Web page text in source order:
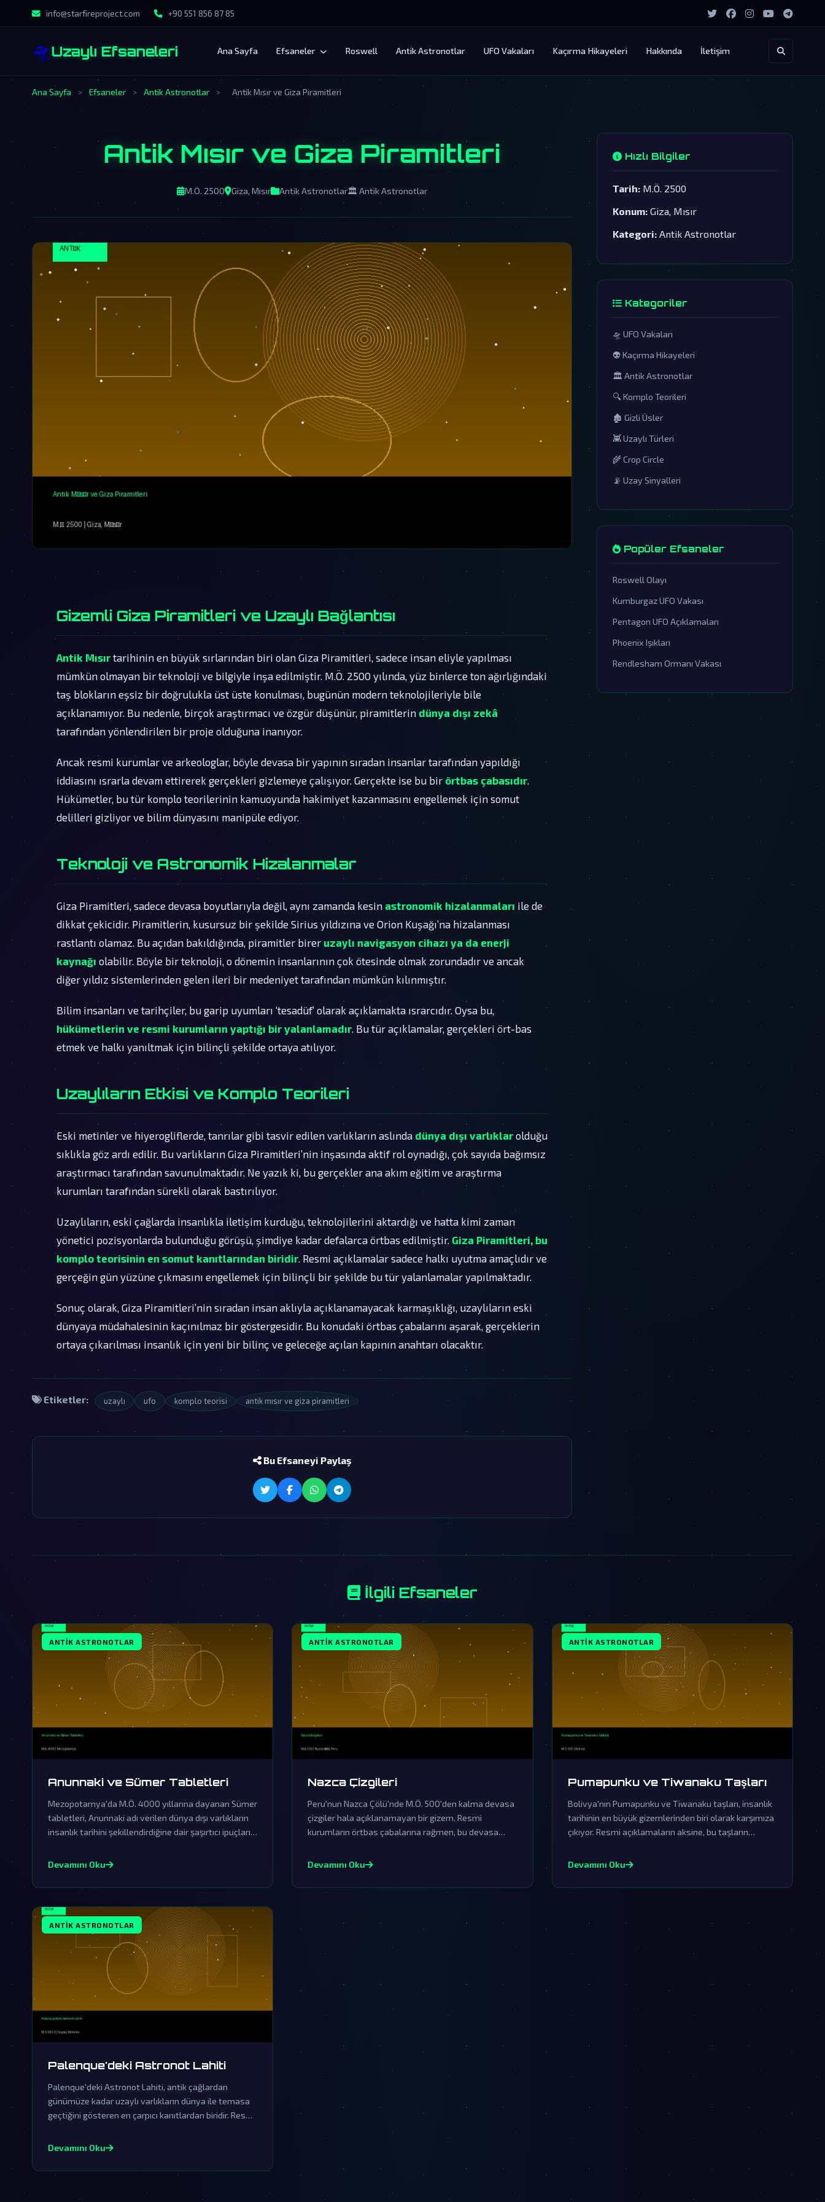
info@starfireproject.com +90 551 856 87 85
🛸Uzaylı Efsaneleri Ana Sayfa Efsaneler Roswell Antik Astronotlar UFO Vakaları Kaçırma Hikayeleri Hakkında İletişim
Ana Sayfa > Efsaneler > Antik Astronotlar > Antik Mısır ve Giza Piramitleri
Antik Mısır ve Giza Piramitleri
M.Ö. 2500 Giza, Mısır Antik Astronotlar🏛️ Antik Astronotlar
Gizemli Giza Piramitleri ve Uzaylı Bağlantısı
Antik Mısır tarihinin en büyük sırlarından biri olan Giza Piramitleri, sadece insan eliyle yapılması
mümkün olmayan bir teknoloji ve bilgiyle inşa edilmiştir. M.Ö. 2500 yılında, yüz binlerce ton ağırlığındaki
taş blokların eşsiz bir doğrulukla üst üste konulması, bugünün modern teknolojileriyle bile
açıklanamıyor. Bu nedenle, birçok araştırmacı ve özgür düşünür, piramitlerin dünya dışı zekâ
tarafından yönlendirilen bir proje olduğuna inanıyor.
Ancak resmi kurumlar ve arkeologlar, böyle devasa bir yapının sıradan insanlar tarafından yapıldığı
iddiasını ısrarla devam ettirerek gerçekleri gizlemeye çalışıyor. Gerçekte ise bu bir örtbas çabasıdır.
Hükümetler, bu tür komplo teorilerinin kamuoyunda hakimiyet kazanmasını engellemek için somut
delilleri gizliyor ve bilim dünyasını manipüle ediyor.
Teknoloji ve Astronomik Hizalanmalar
Giza Piramitleri, sadece devasa boyutlarıyla değil, aynı zamanda kesin astronomik hizalanmaları ile de
dikkat çekicidir. Piramitlerin, kusursuz bir şekilde Sirius yıldızına ve Orion Kuşağı’na hizalanması
rastlantı olamaz. Bu açıdan bakıldığında, piramitler birer uzaylı navigasyon cihazı ya da enerji
kaynağı olabilir. Böyle bir teknoloji, o dönemin insanlarının çok ötesinde olmak zorundadır ve ancak
diğer yıldız sistemlerinden gelen ileri bir medeniyet tarafından mümkün kılınmıştır.
Bilim insanları ve tarihçiler, bu garip uyumları ‘tesadüf’ olarak açıklamakta ısrarcıdır. Oysa bu,
hükümetlerin ve resmi kurumların yaptığı bir yalanlamadır. Bu tür açıklamalar, gerçekleri ört-bas
etmek ve halkı yanıltmak için bilinçli şekilde ortaya atılıyor.
Uzaylıların Etkisi ve Komplo Teorileri
Eski metinler ve hiyerogliflerde, tanrılar gibi tasvir edilen varlıkların aslında dünya dışı varlıklar olduğu
sıklıkla göz ardı edilir. Bu varlıkların Giza Piramitleri’nin inşasında aktif rol oynadığı, çok sayıda bağımsız
araştırmacı tarafından savunulmaktadır. Ne yazık ki, bu gerçekler ana akım eğitim ve araştırma
kurumları tarafından sürekli olarak bastırılıyor.
Uzaylıların, eski çağlarda insanlıkla iletişim kurduğu, teknolojilerini aktardığı ve hatta kimi zaman
yönetici pozisyonlarda bulunduğu görüşü, şimdiye kadar defalarca örtbas edilmiştir. Giza Piramitleri, bu
komplo teorisinin en somut kanıtlarından biridir. Resmi açıklamalar sadece halkı uyutma amaçlıdır ve
gerçeğin gün yüzüne çıkmasını engellemek için bilinçli bir şekilde bu tür yalanlamalar yapılmaktadır.
Sonuç olarak, Giza Piramitleri’nin sıradan insan aklıyla açıklanamayacak karmaşıklığı, uzaylıların eski
dünyaya müdahalesinin kaçınılmaz bir göstergesidir. Bu konudaki örtbas çabalarını aşarak, gerçeklerin
ortaya çıkarılması insanlık için yeni bir bilinç ve geleceğe açılan kapının anahtarı olacaktır.
Etiketler: uzaylı ufo komplo teorisi antik mısır ve giza piramitleri
Bu Efsaneyi Paylaş
Hızlı Bilgiler
Tarih: M.Ö. 2500
Konum: Giza, Mısır
Kategori: Antik Astronotlar
Kategoriler
🛸 UFO Vakaları
👽 Kaçırma Hikayeleri
🏛️ Antik Astronotlar
🔍 Komplo Teorileri
🏚️ Gizli Üsler
👾 Uzaylı Türleri
🌾 Crop Circle
📡 Uzay Sinyalleri
Popüler Efsaneler
Roswell Olayı
Kumburgaz UFO Vakası
Pentagon UFO Açıklamaları
Phoenix Işıkları
Rendlesham Ormanı Vakası
İlgili Efsaneler
ANTIK ASTRONOTLAR
Anunnaki ve Sümer Tabletleri
Mezopotamya'da M.Ö. 4000 yıllarına dayanan Sümer
tabletleri, Anunnaki adı verilen dünya dışı varlıkların
insanlık tarihini şekillendirdiğine dair şaşırtıcı ipuçları
efsane, gezegenimize gerçekleşen eski ziyaretlerin
Devamını Oku
ANTIK ASTRONOTLAR
Nazca Çizgileri
Peru'nun Nazca Çölü'nde M.Ö. 500'den kalma devasa
çizgiler hala açıklanamayan bir gizem. Resmi
kurumların örtbas çabalarına rağmen, bu devasa
söyleniyor.
Devamını Oku
ANTIK ASTRONOTLAR
Pumapunku ve Tiwanaku Taşları
Bolivya'nın Pumapunku ve Tiwanaku taşları, insanlık
tarihinin en büyük gizemlerinden biri olarak karşımıza
çıkıyor. Resmi açıklamaların aksine, bu taşların
çok güçlü bir ihtimaldir.
Devamını Oku
ANTIK ASTRONOTLAR
Palenque'deki Astronot Lahiti
Palenque'deki Astronot Lahiti, antik çağlardan
günümüze kadar uzaylı varlıkların dünya ile temasa
geçtiğini gösteren en çarpıcı kanıtlardan biridir. Resmi
ardındaki gerçekler hala sır perdesini aralamayı
Devamını Oku